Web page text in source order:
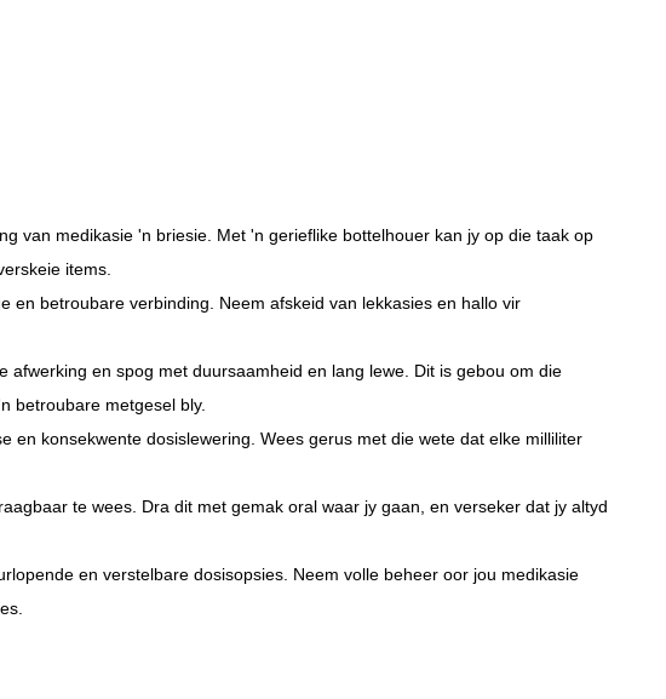
van medikasie 'n briesie. Met 'n gerieflike bottelhouer kan jy op die taak op
items.
en betroubare verbinding. Neem afskeid van lekkasies en hallo vir
en spog met duursaamheid en lang lewe. Dit is gebou om die
betroubare metgesel bly.
konsekwente dosislewering. Wees gerus met die wete dat elke milliliter
te wees. Dra dit met gemak oral waar jy gaan, en verseker dat jy altyd
en verstelbare dosisopsies. Neem volle beheer oor jou medikasie